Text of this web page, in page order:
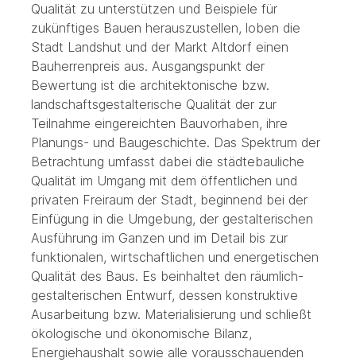
Qualität zu unterstützen und Beispiele für
zukünftiges Bauen herauszustellen, loben die
Stadt Landshut und der Markt Altdorf einen
Bauherrenpreis aus. Ausgangspunkt der
Bewertung ist die architektonische bzw.
landschaftsgestalterische Qualität der zur
Teilnahme eingereichten Bauvorhaben, ihre
Planungs- und Baugeschichte. Das Spektrum der
Betrachtung umfasst dabei die städtebauliche
Qualität im Umgang mit dem öffentlichen und
privaten Freiraum der Stadt, beginnend bei der
Einfügung in die Umgebung, der gestalterischen
Ausführung im Ganzen und im Detail bis zur
funktionalen, wirtschaftlichen und energetischen
Qualität des Baus. Es beinhaltet den räumlich-
gestalterischen Entwurf, dessen konstruktive
Ausarbeitung bzw. Materialisierung und schließt
ökologische und ökonomische Bilanz,
Energiehaushalt sowie alle vorausschauenden